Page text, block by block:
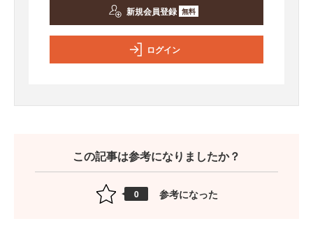
新規会員登録 無料
ログイン
この記事は参考になりましたか？
0 参考になった